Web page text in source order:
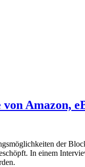
Amazon,
der
In einem